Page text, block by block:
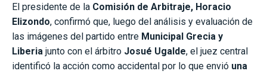
El presidente de la Comisión de Arbitraje, Horacio
Elizondo, confirmó que, luego del análisis y evaluación de
las imágenes del partido entre Municipal Grecia y
Liberia junto con el árbitro Josué Ugalde, el juez central
identificó la acción como accidental por lo que envió una